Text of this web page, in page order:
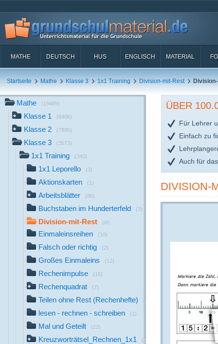
MATHE DEUTSCH HUS ENGLISCH MATERIAL
Startseite Mathe Klasse 3 1x1 Training Division-mit-Rest
Mathe (19489)
Klasse 1 (6406)
Klasse 2 (7895)
Klasse 3 (3572)
1x1 Training (340)
1x1 Leporello (3)
Aktionskarten (1)
Arbeitsblätter (86)
Buchstaben im Hunderterfeld (3)
Division-mit-Rest (28)
Einmaleinsreihen (10)
Falsch oder richtig (2)
Großes Einmaleins (12)
Rechenimpulse (16)
Rechenquadrat (7)
Teilen ohne Rest (Rechenhefte) (5)
lesen - rechnen - schreiben (1)
Mal und Geteilt (22)
Kreuzworträtsel_Rechnen_1x1 (30)
ÜBER
Für Lehrer
Einfach zu
Auch für
DIVISION-